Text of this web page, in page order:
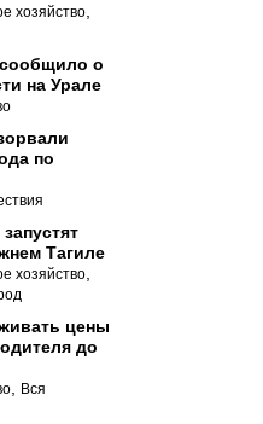
хозяйство
о
на Урале
по
Тагиле
хозяйство
цены
до
Вся